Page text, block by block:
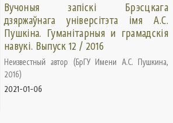
Вучоныя запіскі Брэсцкага
дзяржаўнага універсітэта імя А.С.
Пушкіна. Гуманiтарныя и грамадскiя
навукi. Выпуск 12 / 2016
Неизвестный автор (БрГУ Имени А.С. Пушкина,
2016)
2021-01-06